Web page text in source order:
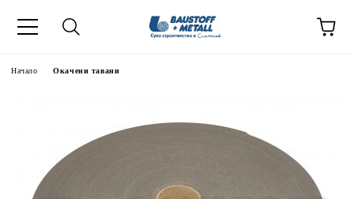
Начало Окачени тавани